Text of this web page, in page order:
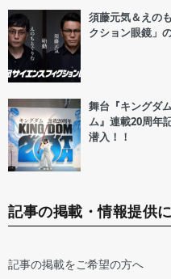
須藤元気＆えの
クション眼鏡」
舞台『キングダ
ム』連載20周年
潜入！！
記事の掲載・情報提供
記事の掲載をご希望の方へ